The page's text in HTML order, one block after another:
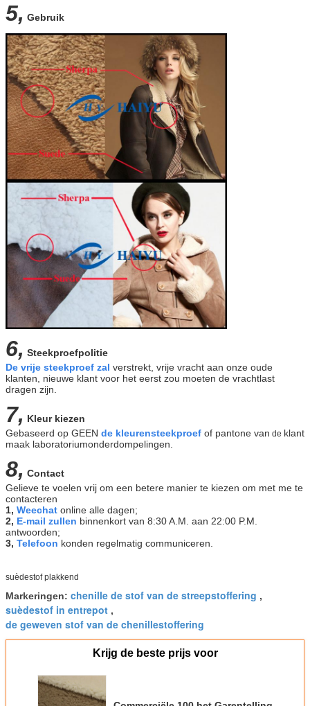
5, Gebruik
6, Steekproefpolitie
De vrije steekproef zal verstrekt, vrije vracht aan onze oude
klanten, nieuwe klant voor het eerst zou moeten de vrachtlast
dragen zijn.
7, Kleur kiezen
Gebaseerd op GEEN de kleurensteekproef of pantone van de klant
maak laboratoriumonderdompelingen.
8, Contact
Gelieve te voelen vrij om een betere manier te kiezen om met me te
contacteren
1, Weechat online alle dagen;
2, E-mail zullen binnenkort van 8:30 A.M. aan 22:00 P.M.
antwoorden;
3, Telefoon konden regelmatig communiceren.
suèdestof plakkend
Markeringen: chenille de stof van de streepstoffering ,
suèdestof in entrepot ,
de geweven stof van de chenillestoffering
Krijg de beste prijs voor